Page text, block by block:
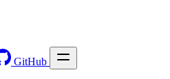
GitHub